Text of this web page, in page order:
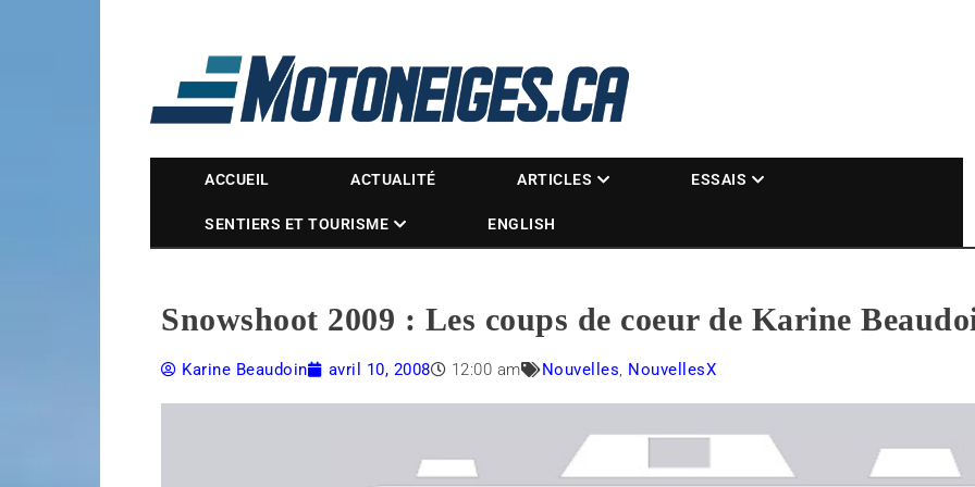
Magazine Motoneiges.ca
ACCUEIL ACTUALITÉ ARTICLES ESSAIS
SENTIERS ET TOURISME ENGLISH
Snowshoot 2009 : Les coups de coeur de Karine
Karine Beaudoin avril 10, 2008 12:00 am Nouvelles, NouvellesX